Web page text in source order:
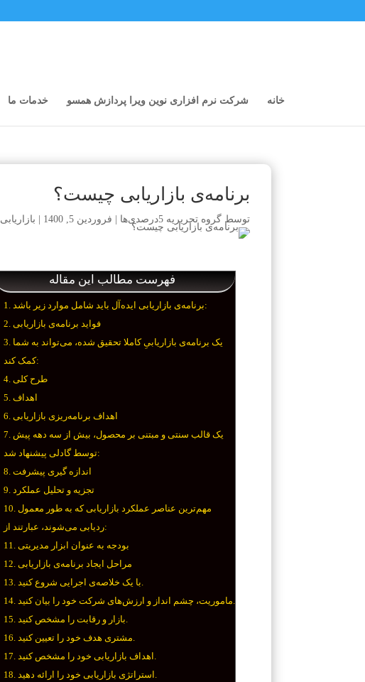
خانه شرکت نرم افزاری نوین ویرا پردازش همسو خدمات ما
برنامه‌ی بازاریابی چیست؟
توسطگروه تحریریه 5درصدی‌ها فروردین 5, 1400 بازاریابی
فهرست مطالب این مقاله
برنامه‌ی بازاریابی ایده‌آل باید شامل موارد زیر باشد:
فواید برنامه‌ی بازاریابی
یک برنامه‌ی بازاریابیِ کاملا تحقیق شده، می‌تواند به شما
کمک کند:
طرح کلی
اهداف
اهداف برنامه‌ریزی بازاریابی
یک قالب سنتی و مبتنی بر محصول، بیش از سه دهه پیش
توسط گادلی پیشنهاد شد:
اندازه گیری پیشرفت
تجزیه و تحلیل عملکرد
مهم‌ترین عناصر عملکرد بازاریابی که به طور معمول
ردیابی می‌شوند، عبارتند از:
بودجه به عنوان ابزار مدیریتی
مراحل ایجاد برنامه‌ی بازاریابی